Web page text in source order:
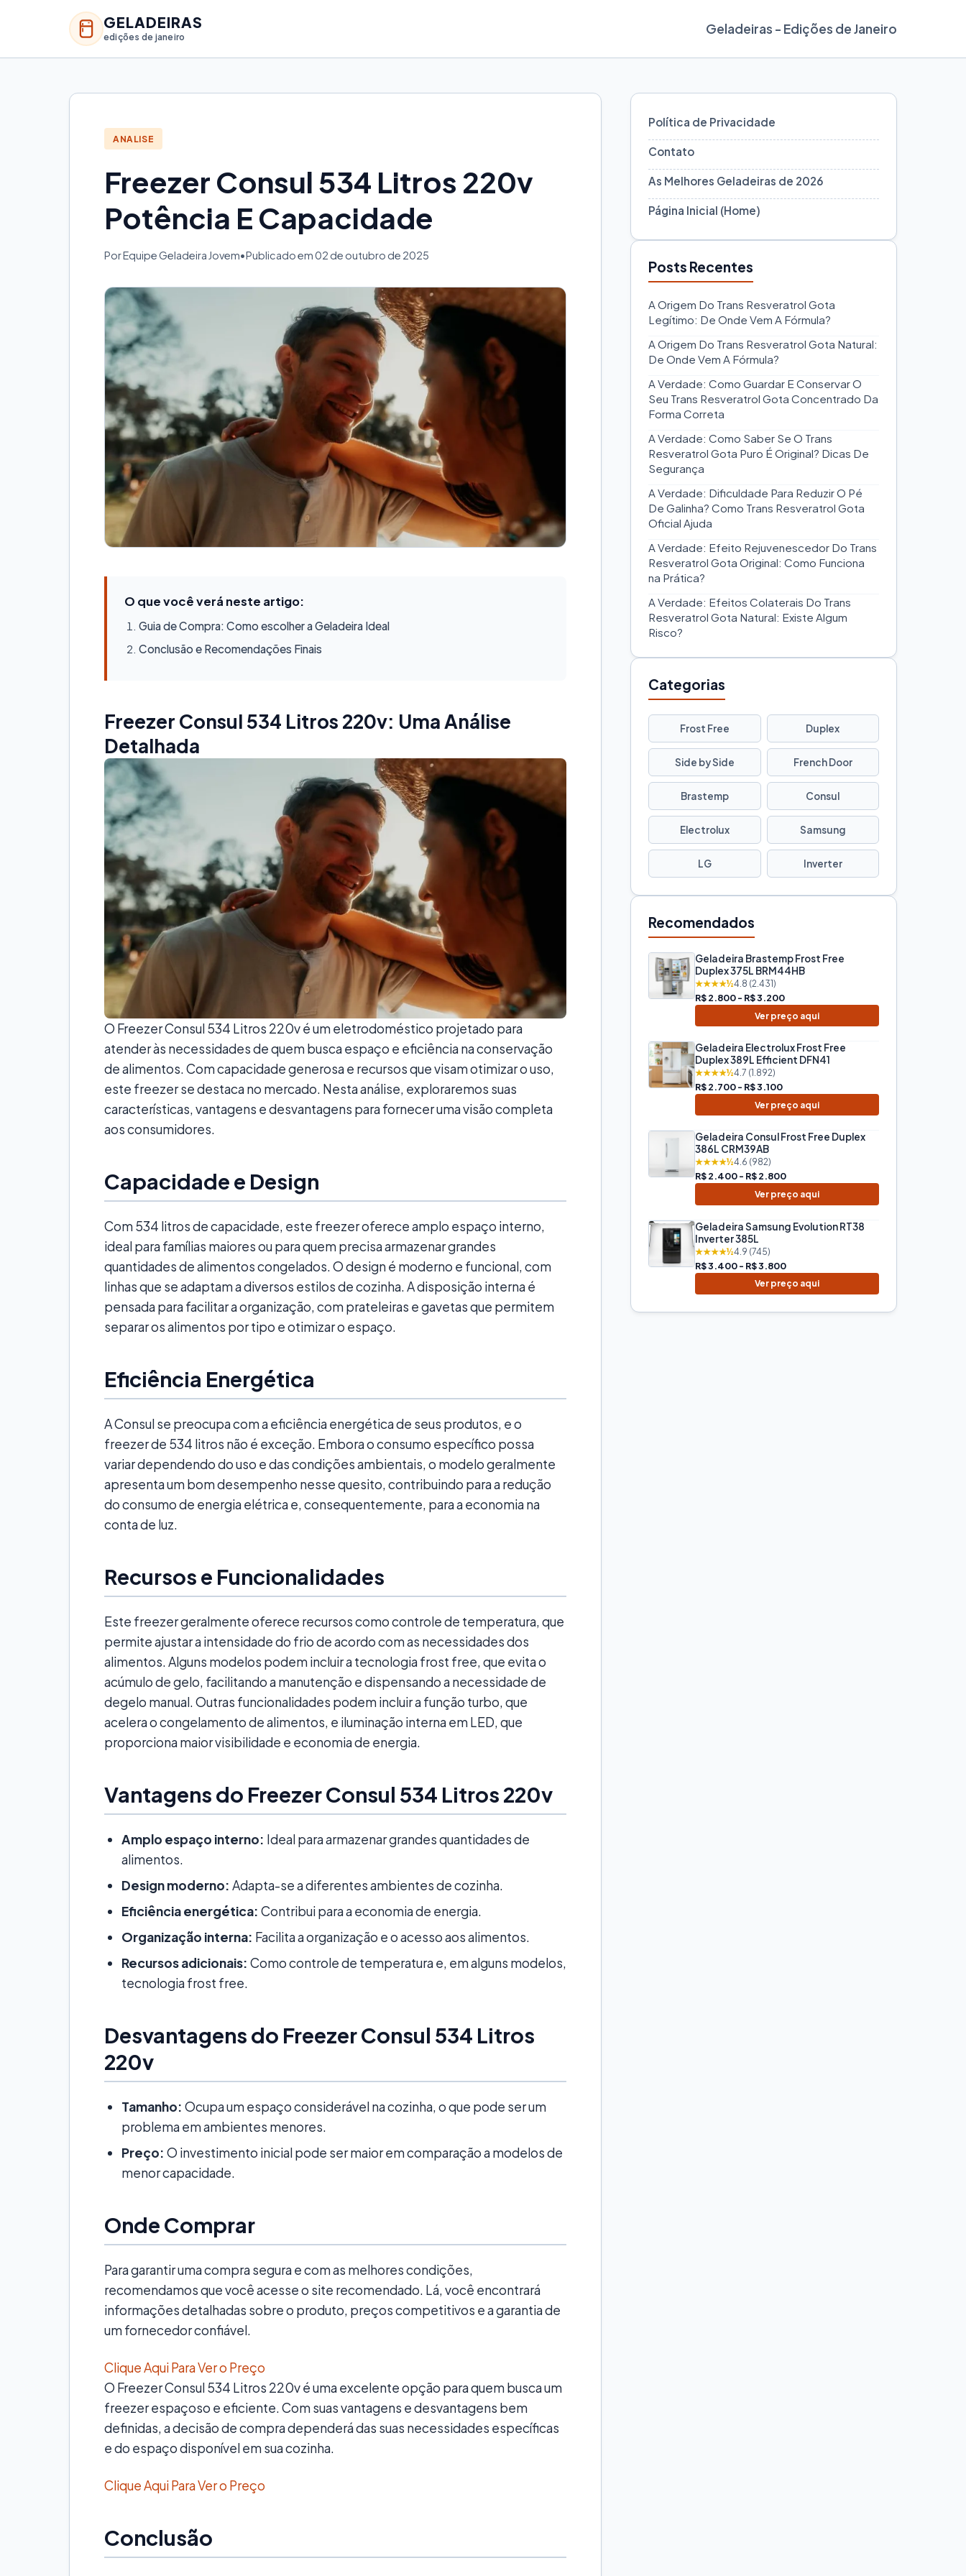
GELADEIRAS
edições de janeiro Geladeiras - Edições de Janeiro
ANALISE
Freezer Consul 534 Litros 220v
Potência E Capacidade
Por Equipe Geladeira Jovem•Publicado em 02 de outubro de 2025
O que você verá neste artigo:
Guia de Compra: Como escolher a Geladeira Ideal
Conclusão e Recomendações Finais
Freezer Consul 534 Litros 220v: Uma Análise
Detalhada
O Freezer Consul 534 Litros 220v é um eletrodoméstico projetado para
atender às necessidades de quem busca espaço e eficiência na conservação
de alimentos. Com capacidade generosa e recursos que visam otimizar o uso,
este freezer se destaca no mercado. Nesta análise, exploraremos suas
características, vantagens e desvantagens para fornecer uma visão completa
aos consumidores.
Capacidade e Design
Com 534 litros de capacidade, este freezer oferece amplo espaço interno,
ideal para famílias maiores ou para quem precisa armazenar grandes
quantidades de alimentos congelados. O design é moderno e funcional, com
linhas que se adaptam a diversos estilos de cozinha. A disposição interna é
pensada para facilitar a organização, com prateleiras e gavetas que permitem
separar os alimentos por tipo e otimizar o espaço.
Eficiência Energética
A Consul se preocupa com a eficiência energética de seus produtos, e o
freezer de 534 litros não é exceção. Embora o consumo específico possa
variar dependendo do uso e das condições ambientais, o modelo geralmente
apresenta um bom desempenho nesse quesito, contribuindo para a redução
do consumo de energia elétrica e, consequentemente, para a economia na
conta de luz.
Recursos e Funcionalidades
Este freezer geralmente oferece recursos como controle de temperatura, que
permite ajustar a intensidade do frio de acordo com as necessidades dos
alimentos. Alguns modelos podem incluir a tecnologia frost free, que evita o
acúmulo de gelo, facilitando a manutenção e dispensando a necessidade de
degelo manual. Outras funcionalidades podem incluir a função turbo, que
acelera o congelamento de alimentos, e iluminação interna em LED, que
proporciona maior visibilidade e economia de energia.
Vantagens do Freezer Consul 534 Litros 220v
Amplo espaço interno: Ideal para armazenar grandes quantidades de
alimentos.
Design moderno: Adapta-se a diferentes ambientes de cozinha.
Eficiência energética: Contribui para a economia de energia.
Organização interna: Facilita a organização e o acesso aos alimentos.
Recursos adicionais: Como controle de temperatura e, em alguns modelos,
tecnologia frost free.
Desvantagens do Freezer Consul 534 Litros
220v
Tamanho: Ocupa um espaço considerável na cozinha, o que pode ser um
problema em ambientes menores.
Preço: O investimento inicial pode ser maior em comparação a modelos de
menor capacidade.
Onde Comprar
Para garantir uma compra segura e com as melhores condições,
recomendamos que você acesse o site recomendado. Lá, você encontrará
informações detalhadas sobre o produto, preços competitivos e a garantia de
um fornecedor confiável.
Clique Aqui Para Ver o Preço
O Freezer Consul 534 Litros 220v é uma excelente opção para quem busca um
freezer espaçoso e eficiente. Com suas vantagens e desvantagens bem
definidas, a decisão de compra dependerá das suas necessidades específicas
e do espaço disponível em sua cozinha.
Clique Aqui Para Ver o Preço
Conclusão
Política de Privacidade
Contato
As Melhores Geladeiras de 2026
Página Inicial (Home)
Posts Recentes
A Origem Do Trans Resveratrol Gota
Legítimo: De Onde Vem A Fórmula?
A Origem Do Trans Resveratrol Gota Natural:
De Onde Vem A Fórmula?
A Verdade: Como Guardar E Conservar O
Seu Trans Resveratrol Gota Concentrado Da
Forma Correta
A Verdade: Como Saber Se O Trans
Resveratrol Gota Puro É Original? Dicas De
Segurança
A Verdade: Dificuldade Para Reduzir O Pé
De Galinha? Como Trans Resveratrol Gota
Oficial Ajuda
A Verdade: Efeito Rejuvenescedor Do Trans
Resveratrol Gota Original: Como Funciona
na Prática?
A Verdade: Efeitos Colaterais Do Trans
Resveratrol Gota Natural: Existe Algum
Risco?
Categorias
Frost Free Duplex
Side by Side French Door
Brastemp Consul
Electrolux Samsung
LG Inverter
Recomendados
Geladeira Brastemp Frost Free
Duplex 375L BRM44HB
★★★★½4.8 (2.431)
R$ 2.800 - R$ 3.200
Ver preço aqui
Geladeira Electrolux Frost Free
Duplex 389L Efficient DFN41
★★★★½4.7 (1.892)
R$ 2.700 - R$ 3.100
Ver preço aqui
Geladeira Consul Frost Free Duplex
386L CRM39AB
★★★★½4.6 (982)
R$ 2.400 - R$ 2.800
Ver preço aqui
Geladeira Samsung Evolution RT38
Inverter 385L
★★★★½4.9 (745)
R$ 3.400 - R$ 3.800
Ver preço aqui